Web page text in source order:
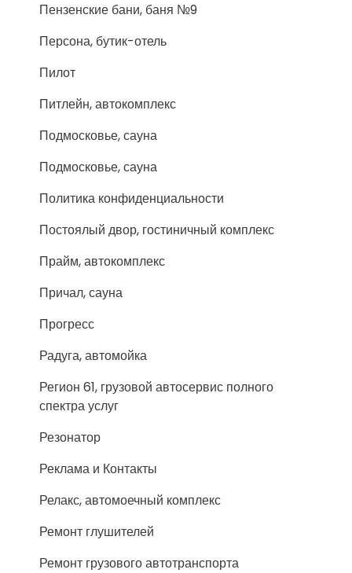
Пензенские бани, баня №9
Персона, бутик-отель
Пилот
Питлейн, автокомплекс
Подмосковье, сауна
Подмосковье, сауна
Политика конфиденциальности
Постоялый двор, гостиничный комплекс
Прайм, автокомплекс
Причал, сауна
Прогресс
Радуга, автомойка
Регион 61, грузовой автосервис полного
спектра услуг
Резонатор
Реклама и Контакты
Релакс, автомоечный комплекс
Ремонт глушителей
Ремонт грузового автотранспорта